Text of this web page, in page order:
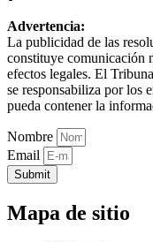
Advertencia:
La publicidad de las
constituye comunicación
efectos legales. El
se responsabiliza por los
pueda contener la
Nombre
Email
Submit
Mapa de sitio